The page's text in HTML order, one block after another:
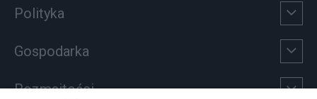
Polityka
Gospodarka
Rozmaitości